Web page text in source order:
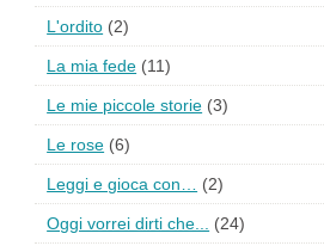
L'ordito (2)
La mia fede (11)
Le mie piccole storie (3)
Le rose (6)
Leggi e gioca con… (2)
Oggi vorrei dirti che... (24)